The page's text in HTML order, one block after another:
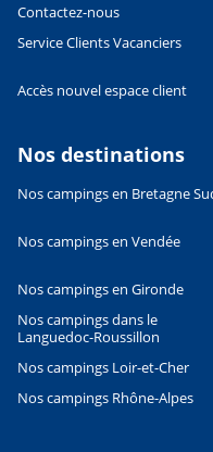
Leaflet ©
Contactez-nous
Service Clients Vacanciers
Accès nouvel espace client
Nos destinations
Nos campings en Bretagne
Nos campings en Vendée
Nos campings en Gironde
Nos campings dans le
Languedoc-Roussillon
Nos campings Loir-et-Cher
Nos campings Rhône-Alpes